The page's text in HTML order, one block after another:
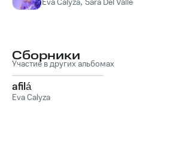
Eva Calyza Sara Del Valle
Сборники
Участие в других альбомах
afilá
Eva Calyza